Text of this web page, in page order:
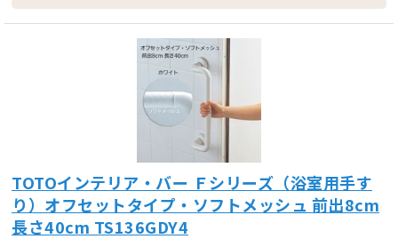
TOTOインテリア・バー Ｆシリーズ（浴室用手す
り）オフセットタイプ・ソフトメッシュ 前出8cm
長さ40cm TS136GDY4